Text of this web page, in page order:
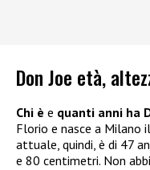
Don Joe età,
Chi è e quanti anni ha
Florio e nasce a Milano
attuale, quindi, è di 47
e 80 centimetri. Non